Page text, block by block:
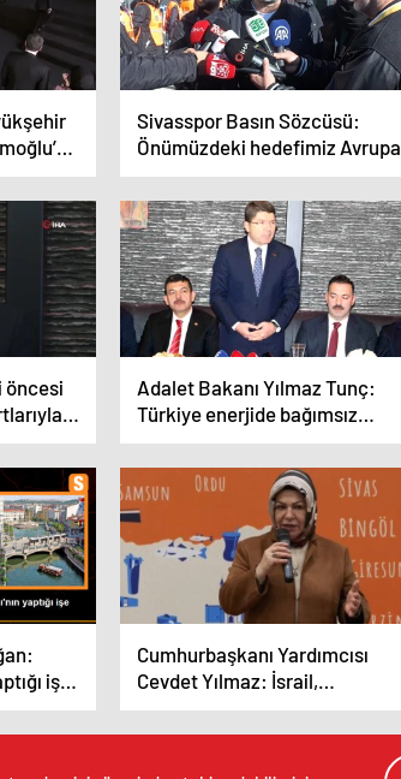
Sivasspor Basın Sözcüsü:
Önümüzdeki hedefimiz Avrupa
öncesi
fark
Adalet Bakanı Yılmaz Tunç:
Türkiye enerjide bağımsız
olmayı sürdürecek
işe
Cumhurbaşkanı Yardımcısı
Cevdet Yılmaz: İsrail,
Gazze’deki soykırımdan dolayı
yargılanacak